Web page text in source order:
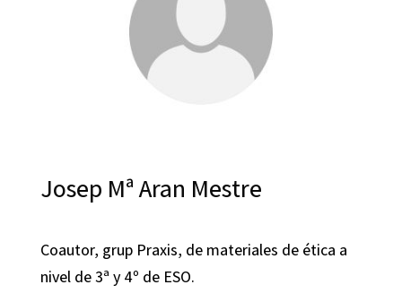
Josep Mª Aran Mestre
Coautor, grup Praxis, de materiales de ética a
nivel de 3ª y 4º de ESO.